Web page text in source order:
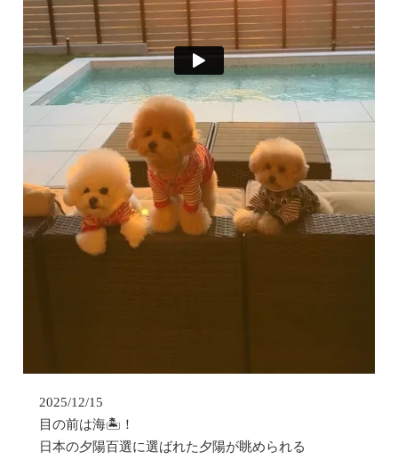
目の前は海🏝️！
日本の夕陽百選に選ばれた夕陽が眺められる